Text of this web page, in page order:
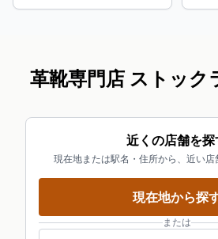
革靴専門店 ストック
近くの店舗を探
現在地または駅名・住所から、近い店
現在地から探
または